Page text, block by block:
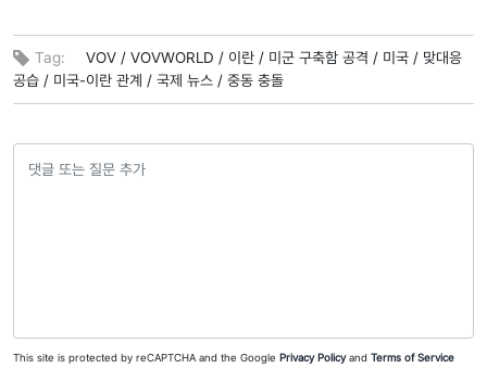
Tag: VOV / VOVWORLD / 이란 / 미군 구축함 공격 / 미국 / 맞대응
공습 / 미국-이란 관계 / 국제 뉴스 / 중동 충돌
This site is protected by reCAPTCHA and the Google Privacy Policyand Terms of Service